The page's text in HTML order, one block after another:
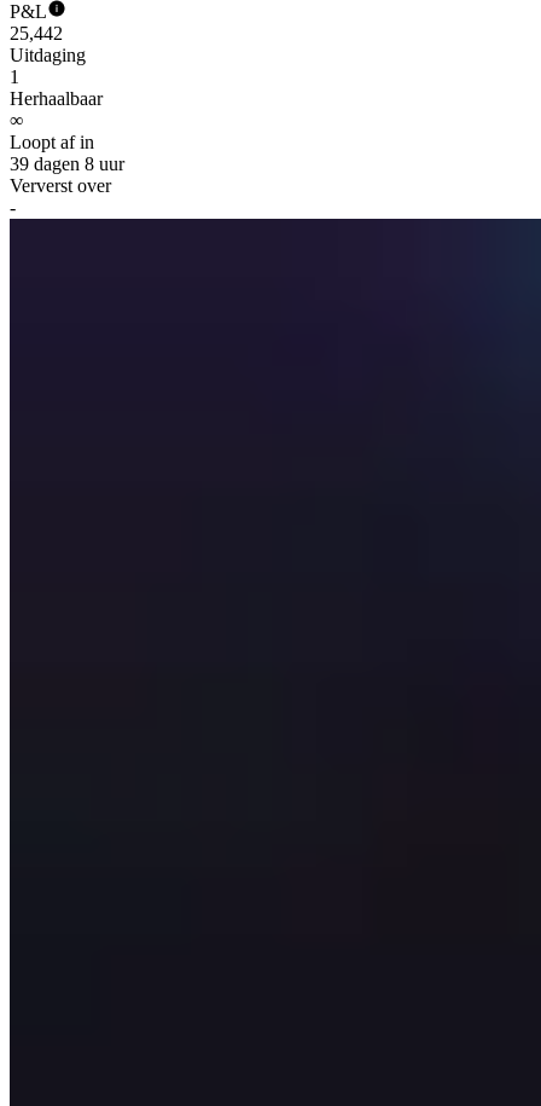
P&L
25,442
Uitdaging
1
Herhaalbaar
∞
Loopt af in
39 dagen 8 uur
Ververst over
-